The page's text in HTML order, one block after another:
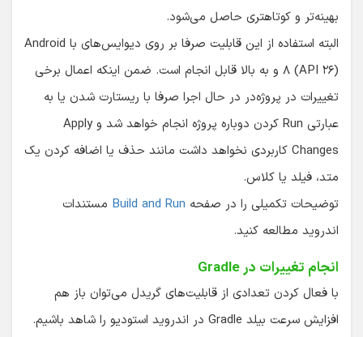
بهینه‌تر و کوتاهتری حاصل می‌شود.
البته استفاده از این قابلیت صرفا بر روی دیوایس‌های با Android
۸ (API ۲۶) و به بالا قابل انجام است. ضمن اینکه اعمال برخی
تغییرات در پروژه‌در در حال اجرا صرفا با ریستارت شدن یا به
عبارتی Run کردن دوباره پروژه انجام خواهد شد و Apply
Changes کاربردی نخواهد داشت مانند حذف یا اضافه کردن یک
متد، فیلد یا کلاس.
توضیحات تکمیلی را در صفحه Build and Run مستندات
اندروید مطالعه کنید.
انجام تغییرات در Gradle
با فعال کردن تعدادی از قابلیت‌های گریدل می‌توان باز هم
افزایش سرعت بیلد Gradle در اندروید استودیو را شاهد باشیم.